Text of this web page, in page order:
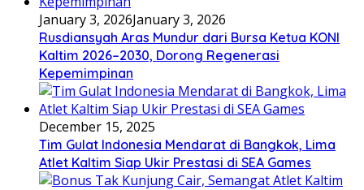
January 3, 2026January 3, 2026
Rusdiansyah Aras Mundur dari Bursa Ketua KONI
Kaltim 2026–2030, Dorong Regenerasi
Kepemimpinan
December 15, 2025
Tim Gulat Indonesia Mendarat di Bangkok, Lima
Atlet Kaltim Siap Ukir Prestasi di SEA Games